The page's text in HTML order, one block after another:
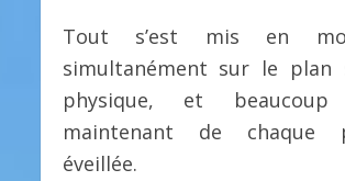
Tout s’est mis en
simultanément sur le
physique, et beaucoup
maintenant de chaque
éveillée.